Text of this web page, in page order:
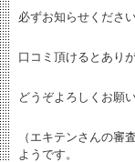
必ずお知らせくださ
口コミ頂けるとあり
どうぞよろしくお願
（エキテンさんの審
ようです。